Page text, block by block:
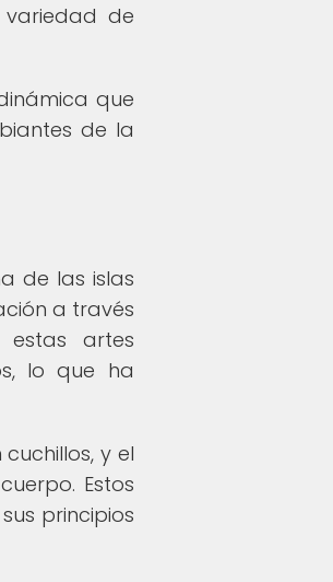
de
que
de la
de las islas
a través
estas artes
lo que ha
y el
Estos
principios